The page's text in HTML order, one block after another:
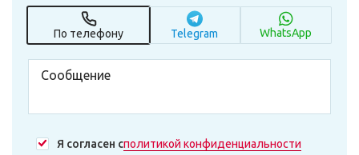
По телефону Telegram WhatsApp
Я согласен сполитикой конфиденциальности